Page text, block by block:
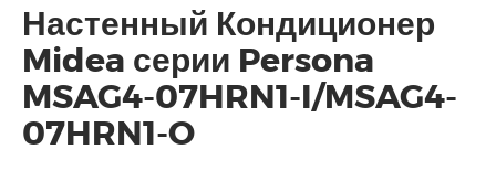
Настенный Кондиционер
Midea серии Persona
MSAG4-07HRN1-I/MSAG4-
07HRN1-O